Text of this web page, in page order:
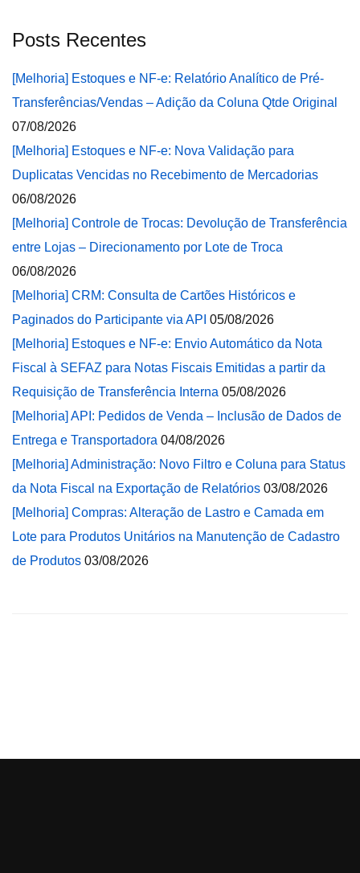
Posts Recentes
[Melhoria] Estoques e NF-e: Relatório Analítico de Pré-
Transferências/Vendas – Adição da Coluna Qtde Original
07/08/2026
[Melhoria] Estoques e NF-e: Nova Validação para
Duplicatas Vencidas no Recebimento de Mercadorias
06/08/2026
[Melhoria] Controle de Trocas: Devolução de Transferência
entre Lojas – Direcionamento por Lote de Troca
06/08/2026
[Melhoria] CRM: Consulta de Cartões Históricos e
Paginados do Participante via API 05/08/2026
[Melhoria] Estoques e NF-e: Envio Automático da Nota
Fiscal à SEFAZ para Notas Fiscais Emitidas a partir da
Requisição de Transferência Interna 05/08/2026
[Melhoria] API: Pedidos de Venda – Inclusão de Dados de
Entrega e Transportadora 04/08/2026
[Melhoria] Administração: Novo Filtro e Coluna para Status
da Nota Fiscal na Exportação de Relatórios 03/08/2026
[Melhoria] Compras: Alteração de Lastro e Camada em
Lote para Produtos Unitários na Manutenção de Cadastro
de Produtos 03/08/2026